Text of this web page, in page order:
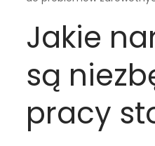
Jakie
są
pracy